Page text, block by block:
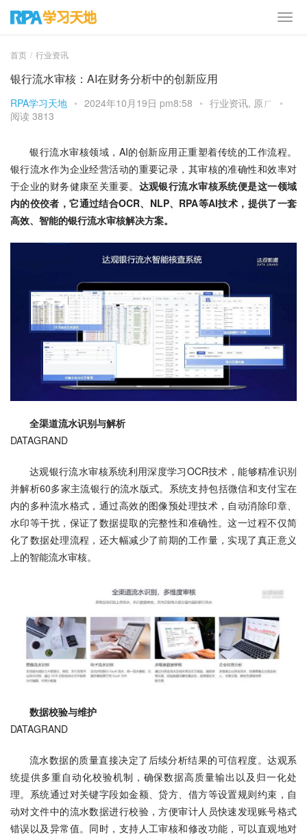
首页 行业资讯
银行流水审核：AI在财务分析中的创新应用
RPA学习天地 • 2024年10月19日 pm8:58 • 行业资讯, 原ㄏ
•
阅读 3813
银行流水审核领域，AI的创新应用正重塑着传统的工作流程。
银行流水作为企业经营活动的重要记录，其审核的准确性和效率对
于企业的财务健康至关重要。 达观银行流水审核系统便是这一领域
内的佼佼者，它通过结合OCR、NLP、RPA等AI技术，提供了一套
高效、智能的银行流水审核解决方案。
全渠道流水识别与解析
DATAGRAND
达观银行流水审核系统利用深度学习OCR技术，能够精准识别
并解析60多家主流银行的流水版式。系统支持包括微信和支付宝在
内的多种流水格式，通过高效的图像预处理技术，自动消除印章、
水印等干扰，保证了数据提取的完整性和准确性。这一过程不仅简
化了数据处理流程，还大幅减少了前期的工作量，实现了真正意义
上的智能流水审核。
数据校验与维护
DATAGRAND
流水数据的质量直接决定了后续分析结果的可信程度。达观系
统提供多重自动化校验机制，确保数据高质量输出以及归一化处
理。系统通过对关键字段如金额、贷方、借方等设置规则约束，自
动对文件中的流水数据进行校验，方便审计人员快速发现账号格式
错误以及异常值。同时，支持人工审核和修改功能，可以直观地对